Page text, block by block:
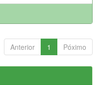
Anterior 1 Póximo